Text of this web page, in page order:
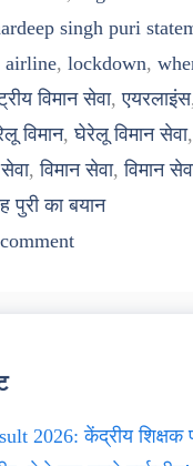
singh puri
airline, lockdown,
विमान सेवा,एयरलाइंस
विमान,घेरेलू विमान सेवा
,विमान सेवा,विमान
पुरी का बयान
2026: केंद्रीय शिक्षक